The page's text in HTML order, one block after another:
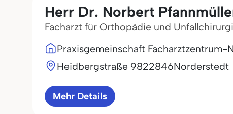
Herr Dr. Norbert
Facharzt für Orthopädie und
Praxisgemeinschaft Facharztzentrum-
Heidbergstraße 9822846Norderstedt
Mehr Details